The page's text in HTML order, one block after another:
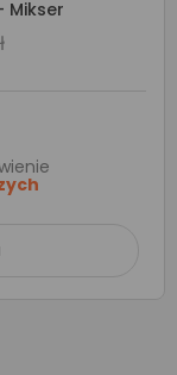
Mikser